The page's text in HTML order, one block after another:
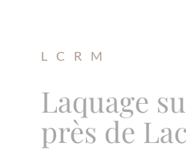
L C R M
Laquage
près de